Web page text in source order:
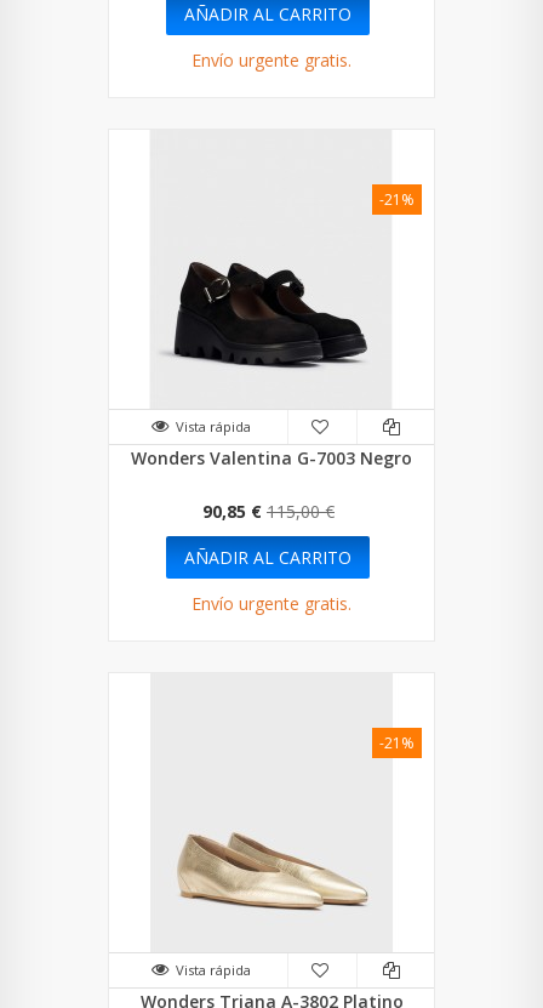
AÑADIR AL CARRITO
Envío urgente gratis.
Vista rápida
Wonders Valentina G-7003 Negro
90,85 € 115,00 €
-21%
AÑADIR AL CARRITO
Envío urgente gratis.
Vista rápida
Wonders Triana A-3802 Platino
-21%